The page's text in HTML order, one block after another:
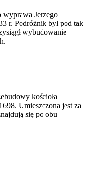
wyprawa Jerzego
r. Podróżnik był pod tak
wybudowanie
kościoła
Umieszczona jest za
się po obu